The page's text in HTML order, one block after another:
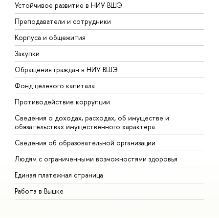
Устойчивое развитие в НИУ ВШЭ
Преподаватели и сотрудники
Корпуса и общежития
Закупки
Обращения граждан в НИУ ВШЭ
Фонд целевого капитала
Противодействие коррупции
Сведения о доходах, расходах, об имуществе и
обязательствах имущественного характера
Сведения об образовательной организации
Людям с ограниченными возможностями здоровья
Единая платежная страница
Работа в Вышке